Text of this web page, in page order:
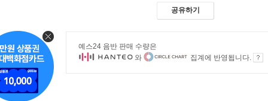
공유하기
예스24 음반 판매 수량은
와
집계에 반영됩니다.